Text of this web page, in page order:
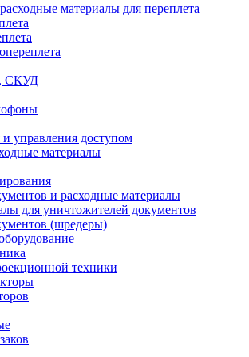
материалы для переплета
СКУД
управления доступом
материалы
и расходные материалы
для уничтожителей документов
(шредеры)
техники